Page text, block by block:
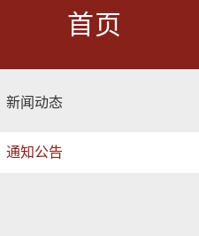
首页
新闻动态
通知公告